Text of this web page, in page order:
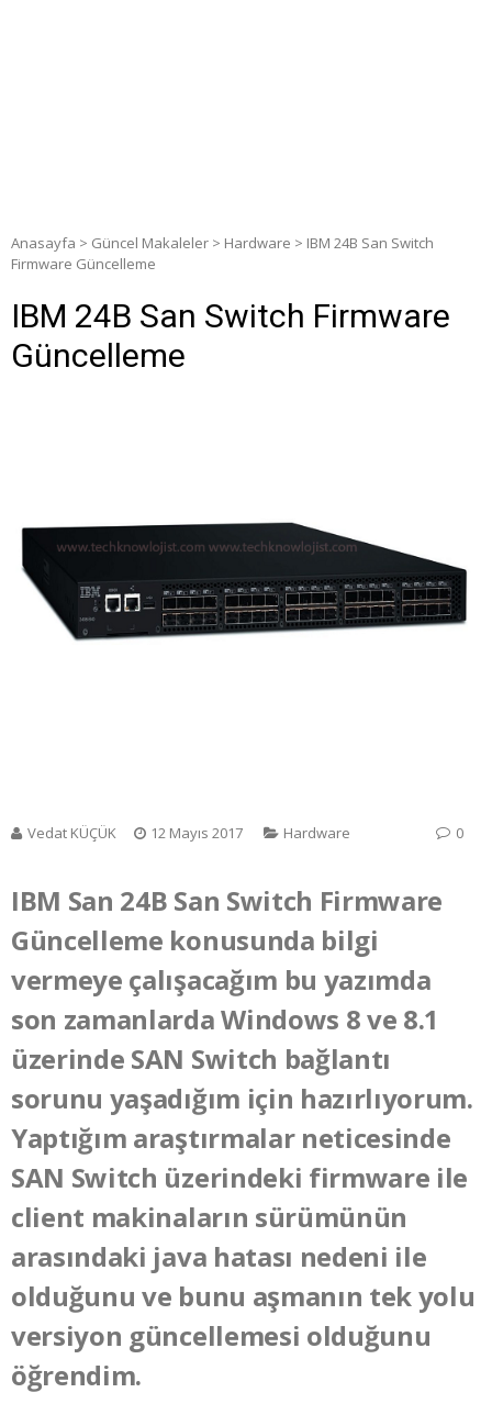
Anasayfa > Güncel Makaleler > Hardware > IBM 24B San Switch
Firmware Güncelleme
IBM 24B San Switch Firmware
Güncelleme
Vedat KÜÇÜK 12 Mayıs 2017 Hardware 0
IBM San 24B San Switch Firmware
Güncelleme konusunda bilgi
vermeye çalışacağım bu yazımda
son zamanlarda Windows 8 ve 8.1
üzerinde SAN Switch bağlantı
sorunu yaşadığım için hazırlıyorum.
Yaptığım araştırmalar neticesinde
SAN Switch üzerindeki firmware ile
client makinaların sürümünün
arasındaki java hatası nedeni ile
olduğunu ve bunu aşmanın tek yolu
versiyon güncellemesi olduğunu
öğrendim.